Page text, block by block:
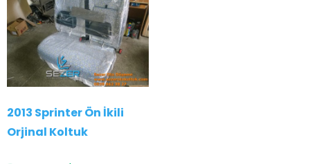
2013 Sprinter Ön İkili
Orjinal Koltuk